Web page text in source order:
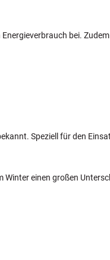
bei.
Speziell für den
Winter einen großen